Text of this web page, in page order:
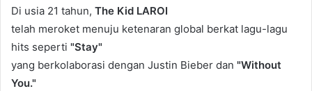
Di usia 21 tahun, The Kid LAROI
telah meroket menuju ketenaran global berkat lagu-lagu
hits seperti "Stay"
yang berkolaborasi dengan Justin Bieber dan "Without
You."